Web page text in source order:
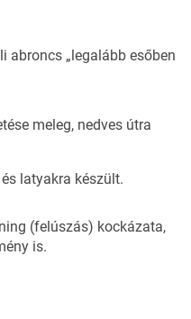
abroncs „legalább esőben
meleg, nedves útra
latyakra készült.
(felúszás) kockázata,
is.